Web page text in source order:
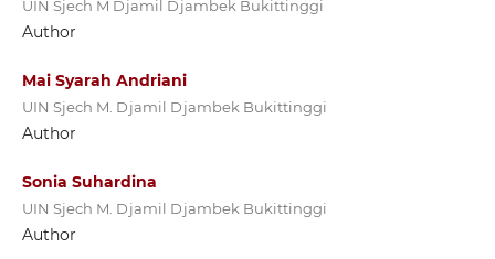
UIN Sjech M Djamil Djambek Bukittinggi
Author
Mai Syarah Andriani
UIN Sjech M. Djamil Djambek Bukittinggi
Author
Sonia Suhardina
UIN Sjech M. Djamil Djambek Bukittinggi
Author